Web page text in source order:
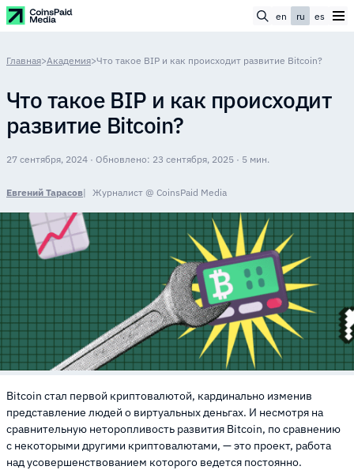
en ru es
Главная>Академия>Что такое BIP и как происходит развитие Bitcoin?
Что такое BIP и как происходит
развитие Bitcoin?
27 сентября, 2024 · Обновлено: 23 сентября, 2025 · 5 мин.
Евгений Тарасов Журналист @ CoinsPaid Media
Bitcoin стал первой криптовалютой, кардинально изменив
представление людей о виртуальных деньгах. И несмотря на
сравнительную неторопливость развития Bitcoin, по сравнению
с некоторыми другими криптовалютами, — это проект, работа
над усовершенствованием которого ведется постоянно.